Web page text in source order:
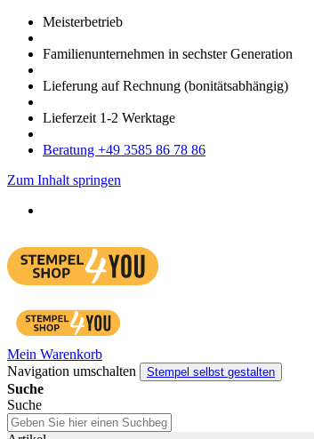
Meister­betrieb
Familien­unter­nehmen in sechster Gene­ration
Lieferung auf Rech­nung (bonitätsabhängig)
Liefer­zeit 1-2 Werk­tage
Bera­tung +49 3585 86 78 86
Zum Inhalt springen
Mein Warenkorb
Navigation umschalten
Stempel selbst gestalten
Suche
Suche